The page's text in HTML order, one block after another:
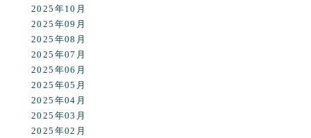
2025年10月
2025年09月
2025年08月
2025年07月
2025年06月
2025年05月
2025年04月
2025年03月
2025年02月